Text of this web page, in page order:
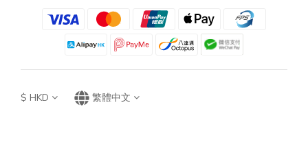
$ HKD 繁體中文